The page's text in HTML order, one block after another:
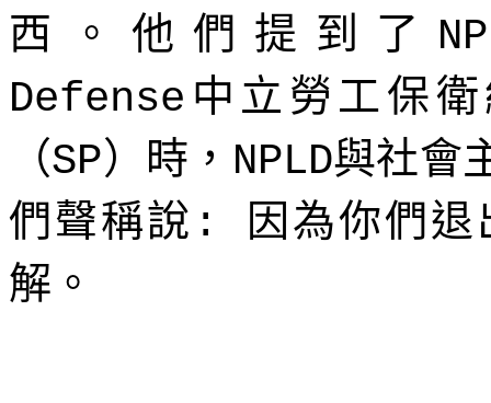
西。他們提到了
Defense 中立勞工保
（SP）時， NPLD與社會
們聲稱說 :
因為你們退
解。